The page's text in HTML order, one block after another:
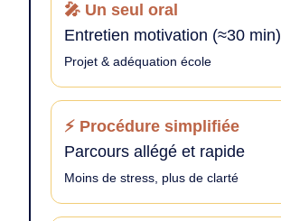
🎤 Un seul oral
Entretien motivation (≈30 min)
Projet & adéquation école
⚡ Procédure simplifiée
Parcours allégé et rapide
Moins de stress, plus de clarté